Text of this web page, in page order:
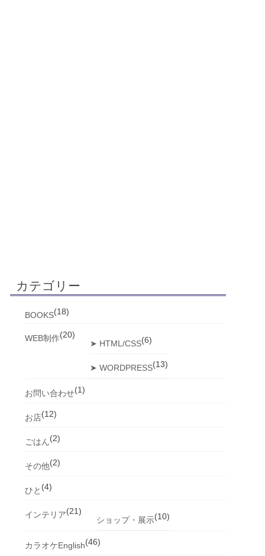
カテゴリー
BOOKS(18)
WEB制作(20)
➤ HTML/CSS(6)
➤ WORDPRESS(13)
お問い合わせ(1)
お店(12)
ごはん(2)
その他(2)
ひと (4)
インテリア(21)
ショップ・展示(10)
カラオケEnglish(46)